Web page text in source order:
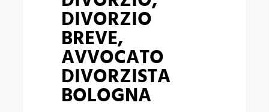
DIVORZIO
BREVE,
AVVOCATO
DIVORZISTA
BOLOGNA